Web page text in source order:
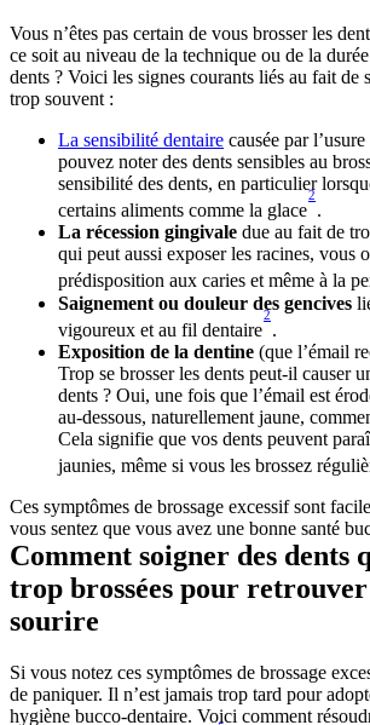
Vous n’êtes pas certain de vous brosser les
ce soit au niveau de la technique ou de la
dents ? Voici les signes courants liés au fait de
trop souvent :
La sensibilité dentaire causée par
pouvez noter des dents sensibles au
sensibilité des dents, en particulier
certains aliments comme la glace
2
.
La récession gingivale due au fait de
qui peut aussi exposer les racines, vous
prédisposition aux caries et même à la
Saignement ou douleur des gencives
vigoureux et au fil dentaire
2
.
Exposition de la dentine (que l’émail
Trop se brosser les dents peut-il causer
dents ? Oui, une fois que l’émail est
au-dessous, naturellement jaune,
Cela signifie que vos dents peuvent
jaunies, même si vous les brossez
Ces symptômes de brossage excessif sont
vous sentez que vous avez une bonne santé
Comment soigner des dents
trop brossées pour
sourire
Si vous notez ces symptômes de brossage
de paniquer. Il n’est jamais trop tard pour
hygiène bucco-dentaire. Voici comment